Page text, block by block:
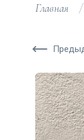
Главная /